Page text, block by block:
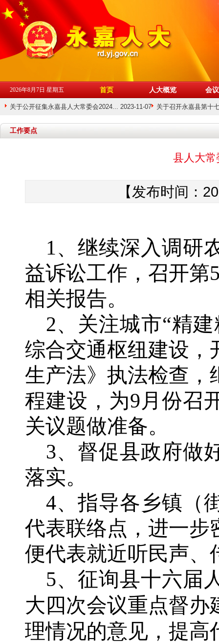
2026年8月7日 星期五 首页 人大概览 会
关于公开征集永嘉县人大常委会2024... 2023-11-07 关于召开永嘉县第十
01-26
工作要点
县人大常
【发布时间：
1、继续深入调研
益诉讼工作，召开第
相关报告。
2、关注城市“精
综合交通枢纽建设，
生产法》执法检查，
程建设，为9月份召
关议题做准备。
3、督促县政府做
落实。
4、指导各乡镇（
代表联络点，进一步
便代表就近听民声、
5、征询县十六届
大四次会议重点督办
理情况的意见，提高